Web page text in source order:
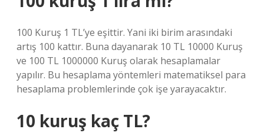
100 Kuruş 1 TL’ye eşittir. Yani iki birim arasındaki
artış 100 kattır. Buna dayanarak 10 TL 10000 Kuruş
ve 100 TL 1000000 Kuruş olarak hesaplamalar
yapılır. Bu hesaplama yöntemleri matematiksel para
hesaplama problemlerinde çok işe yarayacaktır.
10 kuruş kaç TL?